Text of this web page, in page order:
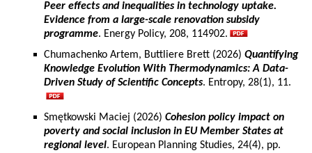
Peer effects and inequalities in technology uptake.
Evidence from a large-scale renovation subsidy
programme. Energy Policy, 208, 114902.
Chumachenko Artem, Buttliere Brett (2026) Quantifying
Knowledge Evolution With Thermodynamics: A Data-
Driven Study of Scientific Concepts. Entropy, 28(1), 11.
Smętkowski Maciej (2026) Cohesion policy impact on
poverty and social inclusion in EU Member States at
regional level. European Planning Studies, 24(4), pp.